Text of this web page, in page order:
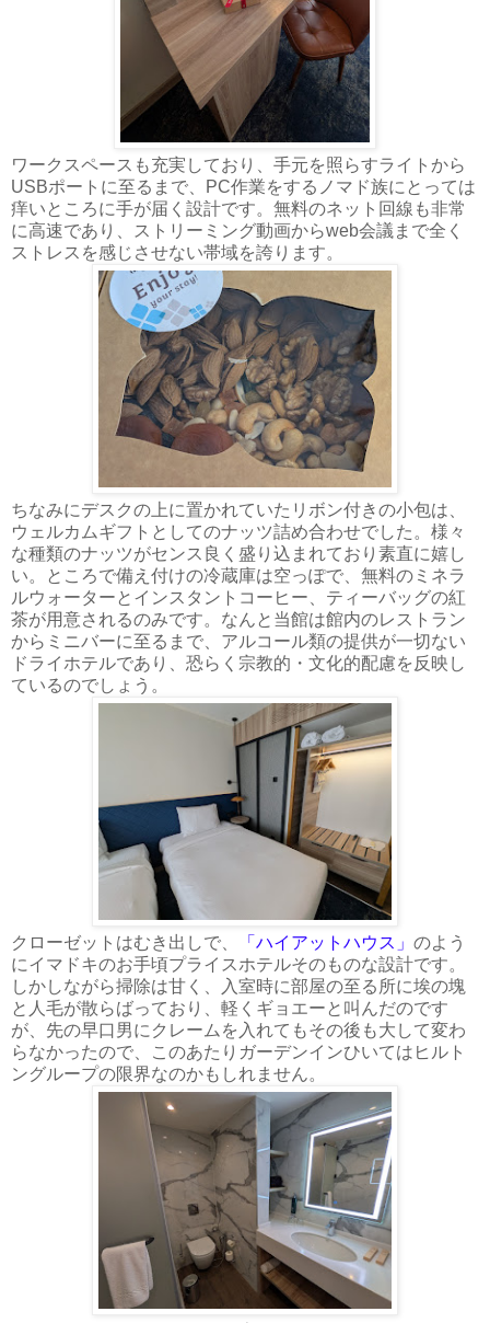
ワークスペースも充実しており、手元を照らすライトから
USBポートに至るまで、PC作業をするノマド族にとっては
痒いところに手が届く設計です。無料のネット回線も非常
に高速であり、ストリーミング動画からweb会議まで全く
ストレスを感じさせない帯域を誇ります。
ちなみにデスクの上に置かれていたリボン付きの小包は、
ウェルカムギフトとしてのナッツ詰め合わせでした。様々
な種類のナッツがセンス良く盛り込まれており素直に嬉し
い。ところで備え付けの冷蔵庫は空っぽで、無料のミネラ
ルウォーターとインスタントコーヒー、ティーバッグの紅
茶が用意されるのみです。なんと当館は館内のレストラン
からミニバーに至るまで、アルコール類の提供が一切ない
ドライホテルであり、恐らく宗教的・文化的配慮を反映し
ているのでしょう。
クローゼットはむき出しで、 「ハイアットハウス」 のよう
にイマドキのお手頃プライスホテルそのものな設計です。
しかしながら掃除は甘く、入室時に部屋の至る所に埃の塊
と人毛が散らばっており、軽くギョエーと叫んだのです
が、先の早口男にクレームを入れてもその後も大して変わ
らなかったので、このあたりガーデンインひいてはヒルト
ングループの限界なのかもしれません。